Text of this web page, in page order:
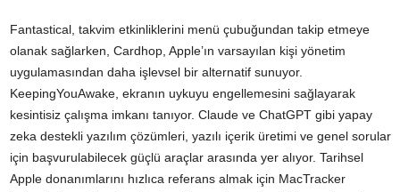
Fantastical, takvim etkinliklerini menü çubuğundan takip etmeye
olanak sağlarken, Cardhop, Apple’ın varsayılan kişi yönetim
uygulamasından daha işlevsel bir alternatif sunuyor.
KeepingYouAwake, ekranın uykuyu engellemesini sağlayarak
kesintisiz çalışma imkanı tanıyor. Claude ve ChatGPT gibi yapay
zeka destekli yazılım çözümleri, yazılı içerik üretimi ve genel sorular
için başvurulabilecek güçlü araçlar arasında yer alıyor. Tarihsel
Apple donanımlarını hızlıca referans almak için MacTracker